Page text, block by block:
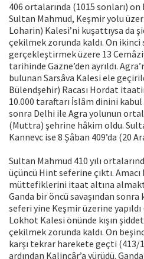
406 ortalarında (1015 sonları)
Sultan Mahmud, Keşmir yolu
Loharin) Kalesi’ni kuşattıysa da
çekilmek zorunda kaldı. On ikinci
gerçekleştirmek üzere 13
tarihinde Gazne’den ayrıldı.
bulunan Sarsâva Kalesi ele
Bülendşehir) Racası Hordat
10.000 taraftarı İslâm dinini
sonra Delhi ile Agra yolunun
(Muttra) şehrine hâkim oldu.
Kannevc ise 8 Şâban 409’da (20
Sultan Mahmud 410 yılı
üçüncü Hint seferine çıktı. Amacı
müttefiklerini itaat altına
Ganda bir öncü savaşından
seferi yine Keşmir üzerine
Lokhot Kalesi önünde kışın
çekilmek zorunda kaldı. On
karşı tekrar harekete geçti (413/
ardından Kalincâr’a yürüdü.